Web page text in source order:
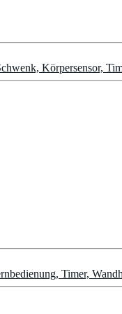
Körpersensor,
Timer,